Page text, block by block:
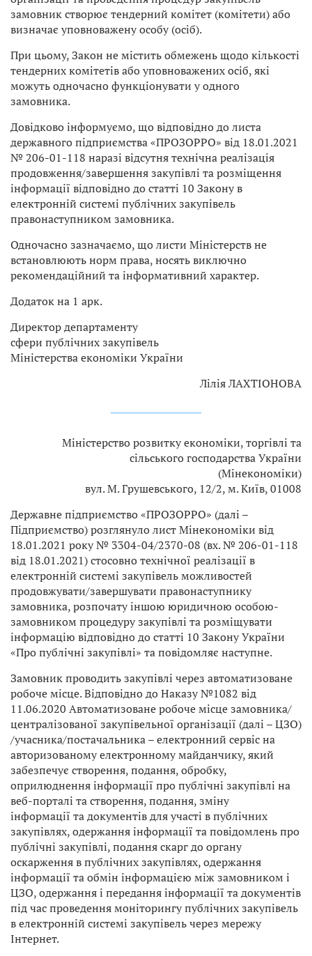
замовник створює тендерний комітет (комітети) або
визначає уповноважену особу (осіб).
При цьому, Закон не містить обмежень щодо кількості
тендерних комітетів або уповноважених осіб, які
можуть одночасно функціонувати у одного
замовника.
Довідково інформуємо, що відповідно до листа
державного підприємства «ПРОЗОРРО» від 18.01.2021
№ 206-01-118 наразі відсутня технічна реалізація
продовження/завершення закупівлі та розміщення
інформації відповідно до статті 10 Закону в
електронній системі публічних закупівель
правонаступником замовника.
Одночасно зазначаємо, що листи Міністерств не
встановлюють норм права, носять виключно
рекомендаційний та інформативний характер.
Додаток на 1 арк.
Директор департаменту
сфери публічних закупівель
Міністерства економіки України
Лілія ЛАХТІОНОВА
Міністерство розвитку економіки, торгівлі та
сільського господарства України
(Мінекономіки)
вул. М. Грушевського, 12/2, м. Київ, 01008
Державне підприємство «ПРОЗОРРО» (далі –
Підприємство) розглянуло лист Мінекономіки від
18.01.2021 року № 3304-04/2370-08 (вх. № 206-01-118
від 18.01.2021) стосовно технічної реалізації в
електронній системі закупівель можливостей
продовжувати/завершувати правонаступнику
замовника, розпочату іншою юридичною особою-
замовником процедуру закупівлі та розміщувати
інформацію відповідно до статті 10 Закону України
«Про публічні закупівлі» та повідомляє наступне.
Замовник проводить закупівлі через автоматизоване
робоче місце. Відповідно до Наказу №1082 від
11.06.2020 Автоматизоване робоче місце замовника/
централізованої закупівельної організації (далі – ЦЗО)
/учасника/постачальника – електронний сервіс на
авторизованому електронному майданчику, який
забезпечує створення, подання, обробку,
оприлюднення інформації про публічні закупівлі на
веб-порталі та створення, подання, зміну
інформації та документів для участі в публічних
закупівлях, одержання інформації та повідомлень про
публічні закупівлі, подання скарг до органу
оскарження в публічних закупівлях, одержання
інформації та обмін інформацією між замовником і
ЦЗО, одержання і передання інформації та документів
під час проведення моніторингу публічних закупівель
в електронній системі закупівель через мережу
Інтернет.